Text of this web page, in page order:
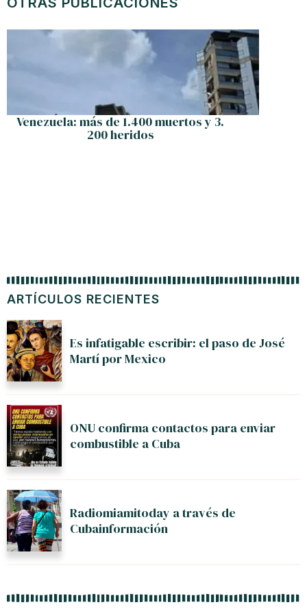
ARTÍCULOS RECIENTES
Es infatigable escribir: el paso de José
Martí por Mexico
ONU confirma contactos para enviar
combustible a Cuba
Radiomiamitoday a través de
Cubainformación
Venezuela: más de 1.400 muertos y 3.
200 heridos